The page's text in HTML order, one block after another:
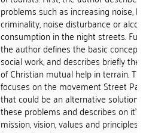
problems such as increasing noise,
criminality, noise disturbance or
consumption in the night streets.
the author defines the basic
social work, and describes briefly the
of Christian mutual help in terrain.
focuses on the movement Street
that could be an alternative solution
these problems and describes on it's
mission, vision, values and principles.